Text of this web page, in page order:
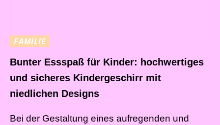
FAMILIE
Bunter Essspaß für Kinder: hochwertiges
und sicheres Kindergeschirr mit
niedlichen Designs
Bei der Gestaltung eines aufregenden und